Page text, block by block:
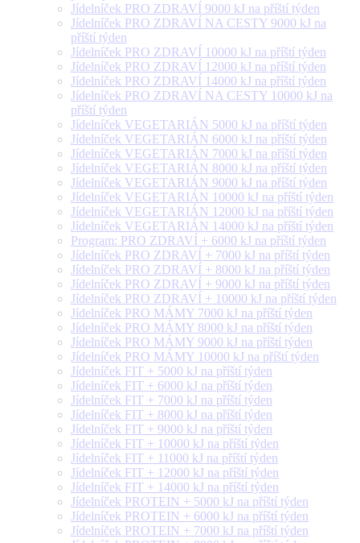
Jídelníček PRO ZDRAVÍ 9000 kJ na příští týden
Jídelníček PRO ZDRAVÍ NA CESTY 9000 kJ na
příští týden
Jídelníček PRO ZDRAVÍ 10000 kJ na příští týden
Jídelníček PRO ZDRAVÍ 12000 kJ na příští týden
Jídelníček PRO ZDRAVÍ 14000 kJ na příští týden
Jídelníček PRO ZDRAVÍ NA CESTY 10000 kJ na
příští týden
Jídelníček VEGETARIÁN 5000 kJ na příští týden
Jídelníček VEGETARIÁN 6000 kJ na příští týden
Jídelníček VEGETARIÁN 7000 kJ na příští týden
Jídelníček VEGETARIÁN 8000 kJ na příští týden
Jídelníček VEGETARIÁN 9000 kJ na příští týden
Jídelníček VEGETARIÁN 10000 kJ na příští týden
Jídelníček VEGETARIÁN 12000 kJ na příští týden
Jídelníček VEGETARIÁN 14000 kJ na příští týden
Program: PRO ZDRAVÍ + 6000 kJ na příští týden
Jídelníček PRO ZDRAVÍ + 7000 kJ na příští týden
Jídelníček PRO ZDRAVÍ + 8000 kJ na příští týden
Jídelníček PRO ZDRAVÍ + 9000 kJ na příští týden
Jídelníček PRO ZDRAVÍ + 10000 kJ na příští týden
Jídelníček PRO MÁMY 7000 kJ na příští týden
Jídelníček PRO MÁMY 8000 kJ na příští týden
Jídelníček PRO MÁMY 9000 kJ na příští týden
Jídelníček PRO MÁMY 10000 kJ na příští týden
Jídelníček FIT + 5000 kJ na příští týden
Jídelníček FIT + 6000 kJ na příští týden
Jídelníček FIT + 7000 kJ na příští týden
Jídelníček FIT + 8000 kJ na příští týden
Jídelníček FIT + 9000 kJ na příští týden
Jídelníček FIT + 10000 kJ na příští týden
Jídelníček FIT + 11000 kJ na příští týden
Jídelníček FIT + 12000 kJ na příští týden
Jídelníček FIT + 14000 kJ na příští týden
Jídelníček PROTEIN + 5000 kJ na příští týden
Jídelníček PROTEIN + 6000 kJ na příští týden
Jídelníček PROTEIN + 7000 kJ na příští týden